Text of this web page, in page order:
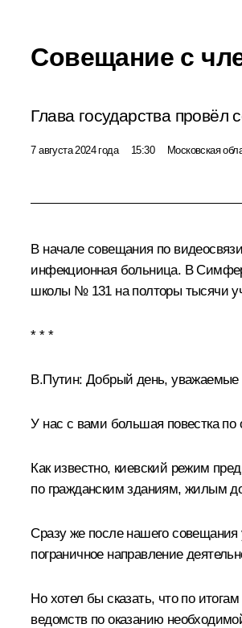
Совещание с
Глава государства
7 августа 2024 года 15:30 Московская
В начале совещания по
инфекционная больница. В
школы № 131 на полторы тысячи
* * *
В.Путин: Добрый день, уважаемые
У нас с вами большая повестка по
Как известно, киевский режим
по гражданским зданиям, жилым
Сразу же после нашего
пограничное направление
Но хотел бы сказать, что по
ведомств по оказанию